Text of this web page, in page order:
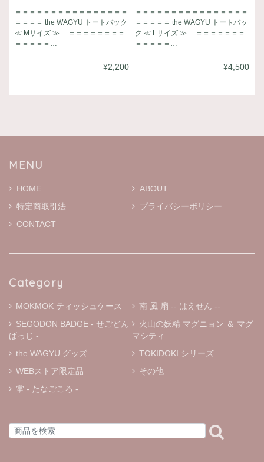
＝＝＝＝＝＝＝＝＝＝＝＝＝＝＝＝
＝＝＝＝ the WAGYU トートバック
≪ Mサイズ ≫ ＝＝＝＝＝＝＝＝
＝＝＝＝＝…
¥2,200
＝＝＝＝＝＝＝＝＝＝＝＝＝＝＝＝
＝＝＝＝＝ the WAGYU トートバッ
ク ≪ Lサイズ ≫ ＝＝＝＝＝＝＝
＝＝＝＝＝…
¥4,500
MENU
HOME
ABOUT
特定商取引法
プライバシーポリシー
CONTACT
Category
MOKMOK ティッシュケース
南 風 扇 -- はえせん --
SEGODON BADGE - せごどん
ばっじ -
火山の妖精 マグニョン ＆ マグ
マシティ
the WAGYU グッズ
TOKIDOKI シリーズ
WEBストア限定品
その他
掌 - たなごころ -